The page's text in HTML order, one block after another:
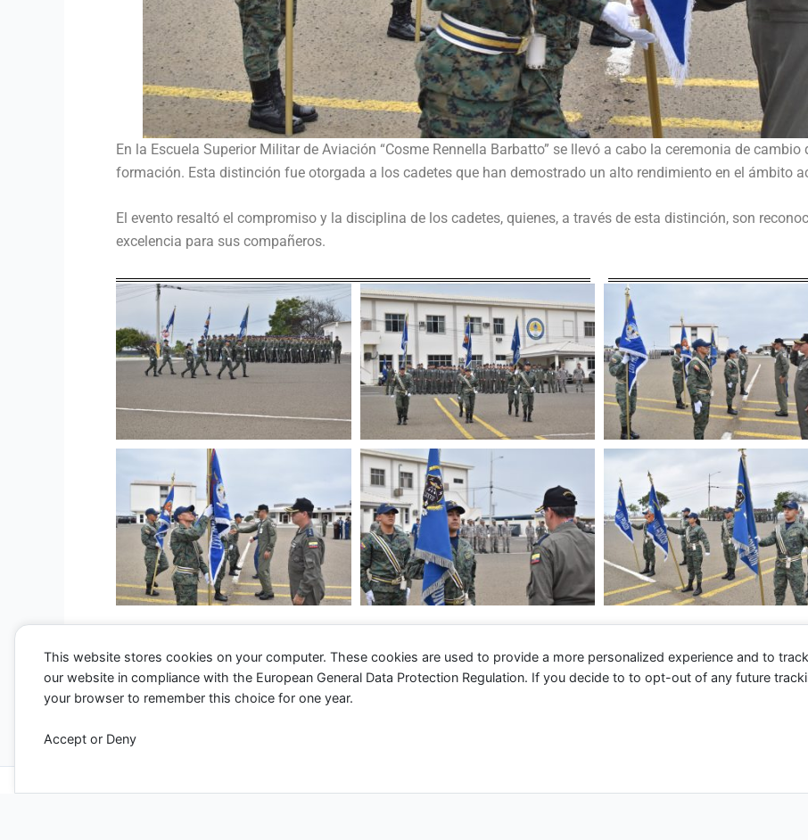
En la Escuela Superior Militar de Aviación “Cosme Rennella Barbatto” se llevó a cabo la ceremonia de
formación. Esta distinción fue otorgada a los cadetes que han demostrado un alto rendimiento en el ámbito
El evento resaltó el compromiso y la disciplina de los cadetes, quienes, a través de esta distinción, son
excelencia para sus compañeros.
←Entrada anterior
Todos los derechos © 2026 Fuerza Aérea Ecuatoriana | Funciona gracias aTema
This website stores cookies on your computer. These cookies are used to provide a more personalized experience and to
our website in compliance with the European General Data Protection Regulation. If you decide to to opt-out of any future
your browser to remember this choice for one year.
Accept or Deny